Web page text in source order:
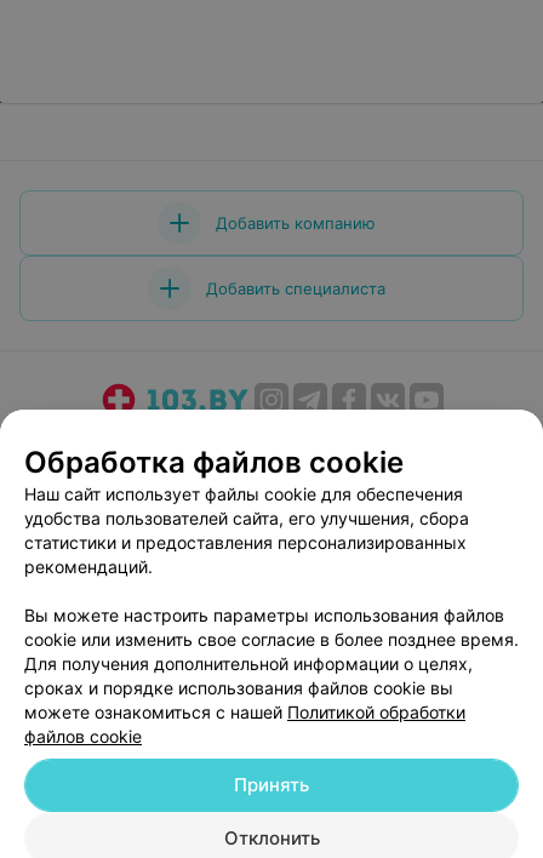
Добавить компанию
Добавить специалиста
Медицинский маркетинг
Публичный договор
Пользовательское соглашение
Способы оплаты
Вакансии
Партнеры
Написать руководителю 103.by
Персональные настройки cookie
Обработка персональных данных
© 2026 ООО «Артокс Лаб», УНП 191700409| 220012, Республика Беларусь,
Обработка файлов cookie
Наш сайт использует файлы cookie для обеспечения
удобства пользователей сайта, его улучшения, сбора
статистики и предоставления персонализированных
рекомендаций.
Вы можете настроить параметры использования файлов
cookie или изменить свое согласие в более позднее время.
Для получения дополнительной информации о целях,
сроках и порядке использования файлов cookie вы
можете ознакомиться с нашей Политикой обработки
файлов cookie
Отклонить
Принять